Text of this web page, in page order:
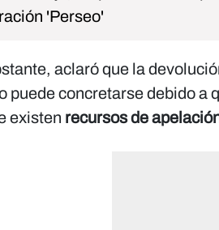
'Perseo'
aclaró que la
puede concretarse debido a
existen recursos de